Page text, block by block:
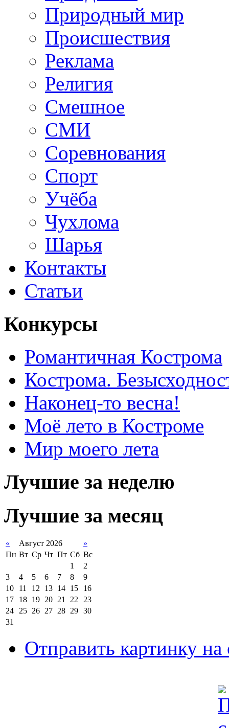
Природный мир
Происшествия
Реклама
Религия
Смешное
СМИ
Соревнования
Спорт
Учёба
Чухлома
Шарья
Контакты
Статьи
Конкурсы
Романтичная Кострома
Кострома.
Наконец-то весна!
Моё лето в Костроме
Мир моего лета
Лучшие за неделю
Лучшие за месяц
« Август 2026
»
Пн Вт Ср Чт Пт Сб Вс
1
2
3
4 5 6 7 8
9
10
11 12 13 14 15
16
17
18 19 20 21 22
23
24
25 26 27 28 29 30
31
Отправить картинку на